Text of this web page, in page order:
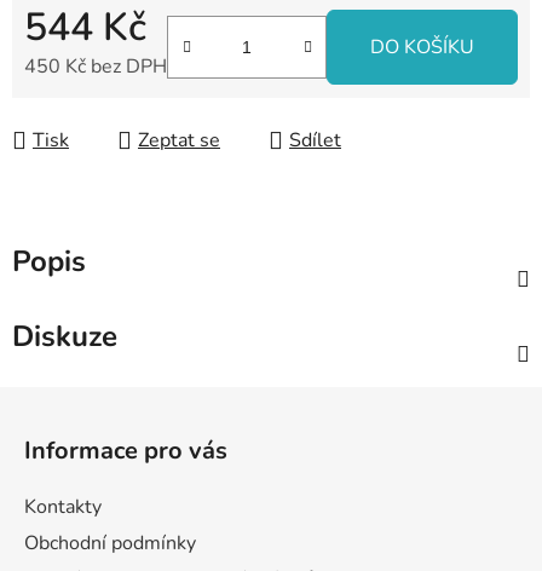
544 Kč
450 Kč bez DPH
DO KOŠÍKU
Tisk Zeptat se Sdílet
Popis
Diskuze
Informace pro vás
Kontakty
Obchodní podmínky